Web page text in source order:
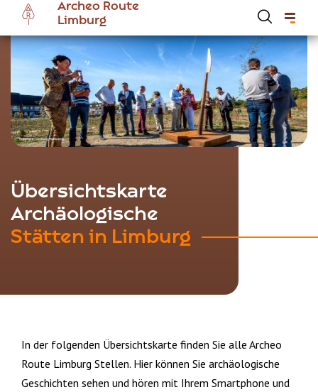
main
Archeo Route
Limburg
Übersichtskarte
Archäologische
Stätten in Limburg
In der folgenden Übersichtskarte finden Sie alle Archeo
Route Limburg Stellen. Hier können Sie archäologische
Geschichten sehen und hören mit Ihrem Smartphone und